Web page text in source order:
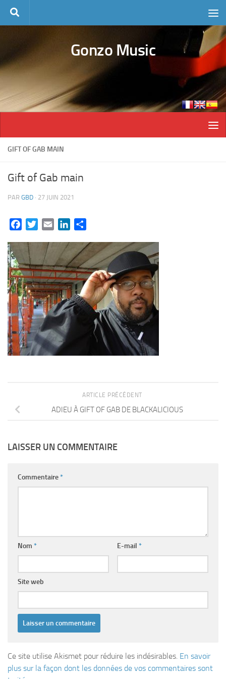
Skip to content
Gonzo Music
GIFT OF GAB MAIN
Gift of Gab main
PAR GBD · 27 JUIN 2021
FacebookTwitterEmail LinkedIn
ARTICLE PRÉCÉDENT
ADIEU À GIFT OF GAB DE BLACKALICIOUS
LAISSER UN COMMENTAIRE
Commentaire*
Nom * E-mail *
Site web
Ce site utilise Akismet pour réduire les indésirables. En savoir
plus sur la façon dont les données de vos commentaires sont